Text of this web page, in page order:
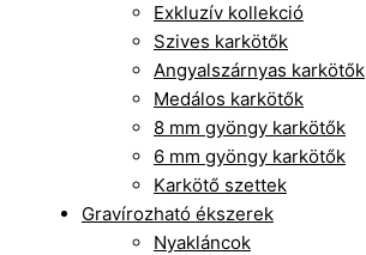
Exkluzív kollekció
Szives karkötők
Angyalszárnyas karkötők
Medálos karkötők
8 mm gyöngy karkötők
6 mm gyöngy karkötők
Karkötő szettek
Gravírozható ékszerek
Nyakláncok